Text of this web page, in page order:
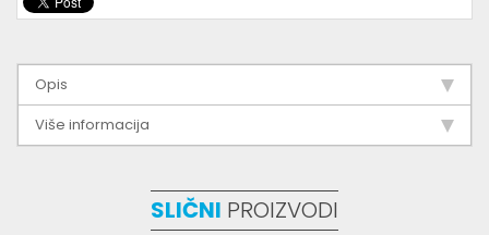
Opis
Više informacija
SLIČNI PROIZVODI